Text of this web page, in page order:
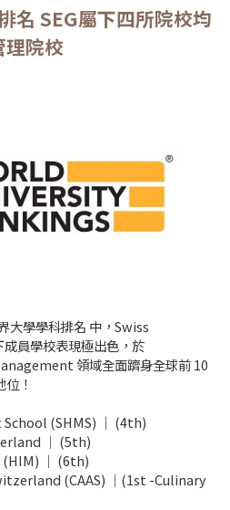
名 SEG屬下四所院校均
院校
大學學科排名 中，Swiss
員學校表現極出色，於
領域全面躋身全球前 10
！
(SHMS) ｜ (4th)
｜ (5th)
｜ (6th)
(CAAS) ｜(1st -Culinary